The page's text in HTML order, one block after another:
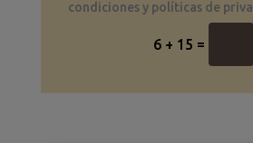
condiciones y políticas de
6 + 15 =